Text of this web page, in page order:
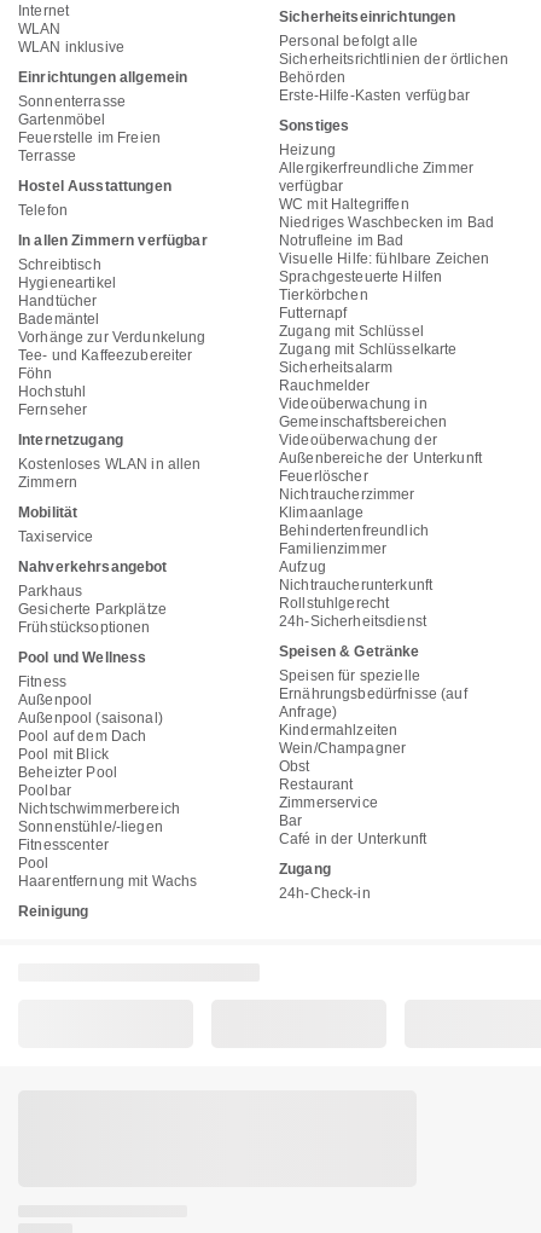
Internet
WLAN
WLAN inklusive
Einrichtungen allgemein
Sonnenterrasse
Gartenmöbel
Feuerstelle im Freien
Terrasse
Hostel Ausstattungen
Telefon
In allen Zimmern verfügbar
Schreibtisch
Hygieneartikel
Handtücher
Bademäntel
Vorhänge zur Verdunkelung
Tee- und Kaffeezubereiter
Föhn
Hochstuhl
Fernseher
Internetzugang
Kostenloses WLAN in allen
Zimmern
Mobilität
Taxiservice
Nahverkehrsangebot
Parkhaus
Gesicherte Parkplätze
Frühstücksoptionen
Pool und Wellness
Fitness
Außenpool
Außenpool (saisonal)
Pool auf dem Dach
Pool mit Blick
Beheizter Pool
Poolbar
Nichtschwimmerbereich
Sonnenstühle/-liegen
Fitnesscenter
Pool
Haarentfernung mit Wachs
Reinigung
Sicherheitseinrichtungen
Personal befolgt alle
Sicherheitsrichtlinien der örtlichen
Behörden
Erste-Hilfe-Kasten verfügbar
Sonstiges
Heizung
Allergikerfreundliche Zimmer
verfügbar
WC mit Haltegriffen
Niedriges Waschbecken im Bad
Notrufleine im Bad
Visuelle Hilfe: fühlbare Zeichen
Sprachgesteuerte Hilfen
Tierkörbchen
Futternapf
Zugang mit Schlüssel
Zugang mit Schlüsselkarte
Sicherheitsalarm
Rauchmelder
Videoüberwachung in
Gemeinschaftsbereichen
Videoüberwachung der
Außenbereiche der Unterkunft
Feuerlöscher
Nichtraucherzimmer
Klimaanlage
Behindertenfreundlich
Familienzimmer
Aufzug
Nichtraucherunterkunft
Rollstuhlgerecht
24h-Sicherheitsdienst
Speisen & Getränke
Speisen für spezielle
Ernährungsbedürfnisse (auf
Anfrage)
Kindermahlzeiten
Wein/Champagner
Obst
Restaurant
Zimmerservice
Bar
Café in der Unterkunft
Zugang
24h-Check-in